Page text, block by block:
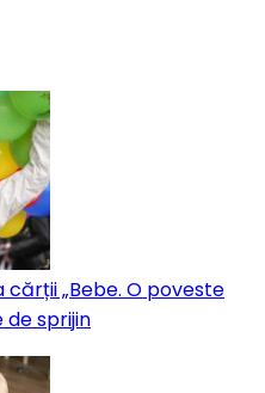
„Bebe. O poveste
de sprijin